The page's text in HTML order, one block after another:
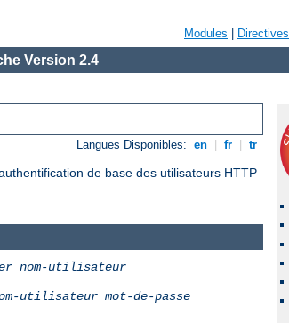
Modules Directives
Version 2.4
Langues Disponibles: en fr tr
de base des utilisateurs HTTP
nom-utilisateur
utilisateur mot-de-passe